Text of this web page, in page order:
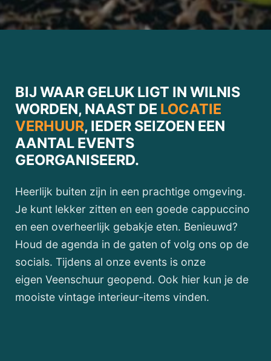
BIJ WAAR GELUK LIGT IN WILNIS
WORDEN, NAAST DE LOCATIE
VERHUUR, IEDER SEIZOEN EEN
AANTAL EVENTS
GEORGANISEERD.
Heerlijk buiten zijn in een prachtige omgeving.
Je kunt lekker zitten en een goede cappuccino
en een overheerlijk gebakje eten. Benieuwd?
Houd de agenda in de gaten of volg ons op de
socials. Tijdens al onze events is onze
eigen Veenschuur geopend. Ook hier kun je de
mooiste vintage interieur-items vinden.